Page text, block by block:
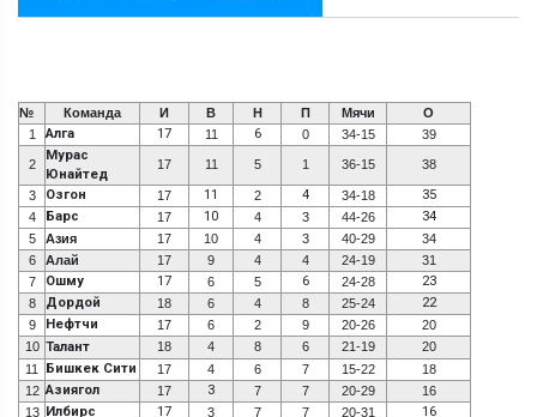
№ Команда И В Н П Мячи
О
1
Алга 17 11 6 0 34-15 39
2
Мурас
Юнайтед
17 11 5 1 36-15 38
3 Озгон 17 11 2 4 34-18 35
4 Барс 17 10 4 3 44-26 34
5 Азия 17 10 4 3 40-29
34
6
Алай 17 9 4 4 24-19
31
7
Ошму 17 6 5 6 24-28 23
8 Дордой 18 6 4 8 25-24 22
9 Нефтчи 17 6 2 9 20-26
20
10 Талант 18 4 8 6 21-19
20
11
Бишкек Сити 17 4 6 7 15-22
18
12 Азиягол 17 3 7 7 20-29
16
13
Илбирс 17 3 7 7 20-31 16